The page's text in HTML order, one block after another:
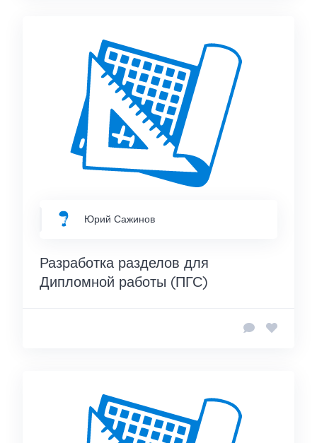
Юрий Сажинов
Разработка разделов для
Дипломной работы (ПГС)